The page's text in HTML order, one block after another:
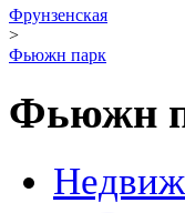
Фрунзенская
>
Фьюжн парк
Фьюжн